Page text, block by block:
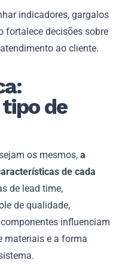
indicadores, gargalos
fortalece decisões sobre
ao cliente.
de
os mesmos, a
de cada
de lead time,
de qualidade,
influenciam
materiais e a forma